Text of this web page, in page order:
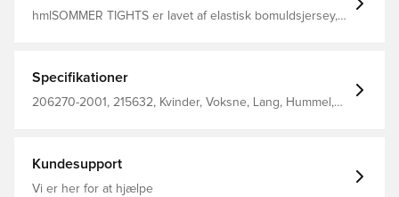
hmlSOMMER TIGHTS er lavet af elastisk bomuldsjersey,
venstre ben og et lille logo printet ved hoften. Bemærk
venligst, at disse tights er store i størrelsen.
Specifikationer
206270-2001, 215632, Kvinder, Voksne, Lang, Hummel,
Kundesupport
Vi er her for at hjælpe